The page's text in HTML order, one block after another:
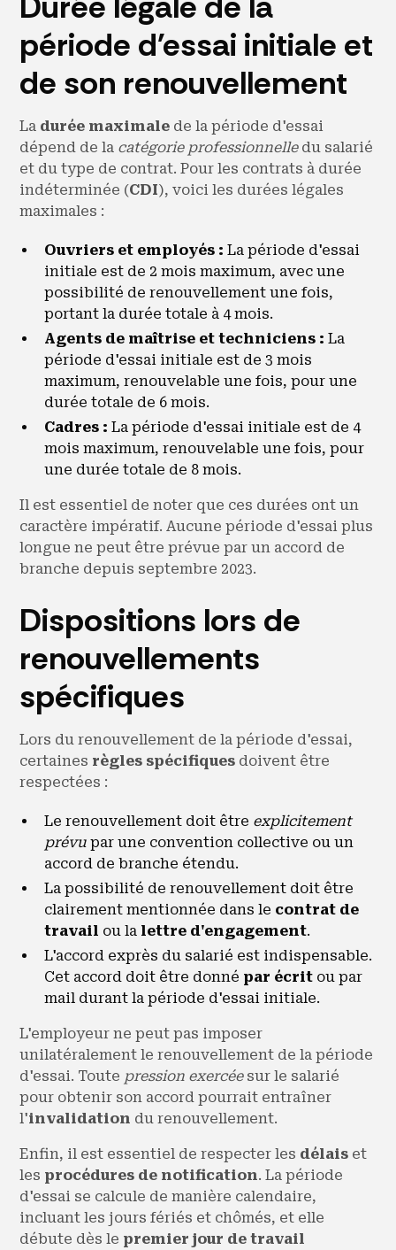
période d'essai initiale et
de son renouvellement
La durée maximale de la période d'essai
dépend de la catégorie professionnelledu salarié
et du type de contrat. Pour les contrats à durée
indéterminée (CDI), voici les durées légales
maximales :
Ouvriers et employés : La période d'essai
initiale est de 2 mois maximum, avec une
possibilité de renouvellement une fois,
portant la durée totale à 4 mois.
Agents de maîtrise et techniciens : La
période d'essai initiale est de 3 mois
maximum, renouvelable une fois, pour une
durée totale de 6 mois.
Cadres : La période d'essai initiale est de 4
mois maximum, renouvelable une fois, pour
une durée totale de 8 mois.
Il est essentiel de noter que ces durées ont un
caractère impératif. Aucune période d'essai plus
longue ne peut être prévue par un accord de
branche depuis septembre 2023.
Dispositions lors de
renouvellements
spécifiques
Lors du renouvellement de la période d'essai,
certaines règles spécifiques doivent être
respectées :
Le renouvellement doit être explicitement
prévu par une convention collective ou un
accord de branche étendu.
La possibilité de renouvellement doit être
clairement mentionnée dans le contrat de
travail ou la lettre d'engagement.
L'accord exprès du salarié est indispensable.
Cet accord doit être donné par écrit ou par
mail durant la période d'essai initiale.
L'employeur ne peut pas imposer
unilatéralement le renouvellement de la période
d'essai. Toute pression exercéesur le salarié
pour obtenir son accord pourrait entraîner
l'invalidation du renouvellement.
Enfin, il est essentiel de respecter les délais et
les procédures de notification. La période
d'essai se calcule de manière calendaire,
incluant les jours fériés et chômés, et elle
débute dès le premier jour de travail